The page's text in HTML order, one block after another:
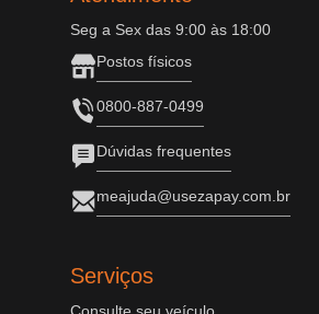
Seg a Sex das 9:00 às 18:00
Postos físicos
0800-887-0499
Dúvidas frequentes
meajuda@usezapay.com.br
Serviços